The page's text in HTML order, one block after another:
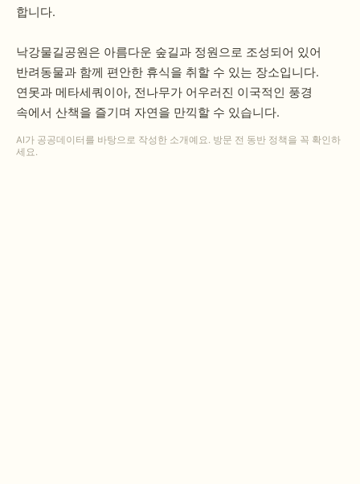
합니다.
낙강물길공원은 아름다운 숲길과 정원으로 조성되어 있어
반려동물과 함께 편안한 휴식을 취할 수 있는 장소입니다.
연못과 메타세쿼이아, 전나무가 어우러진 이국적인 풍경
속에서 산책을 즐기며 자연을 만끽할 수 있습니다.
AI가 공공데이터를 바탕으로 작성한 소개예요. 방문 전 동반 정책을 꼭 확인하
세요.